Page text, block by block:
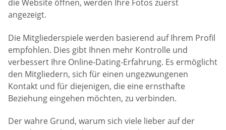
die Website öffnen, werden Ihre Fotos zuerst
angezeigt.
Die Mitgliederspiele werden basierend auf Ihrem Profil
empfohlen. Dies gibt Ihnen mehr Kontrolle und
verbessert Ihre Online-Dating-Erfahrung. Es ermöglicht
den Mitgliedern, sich für einen ungezwungenen
Kontakt und für diejenigen, die eine ernsthafte
Beziehung eingehen möchten, zu verbinden.
Der wahre Grund, warum sich viele lieber auf der